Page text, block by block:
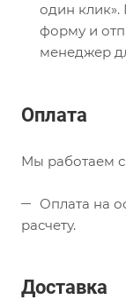
один клик».
форму и
менеджер
Оплата
Мы работаем
Оплата на
расчету.
Доставка